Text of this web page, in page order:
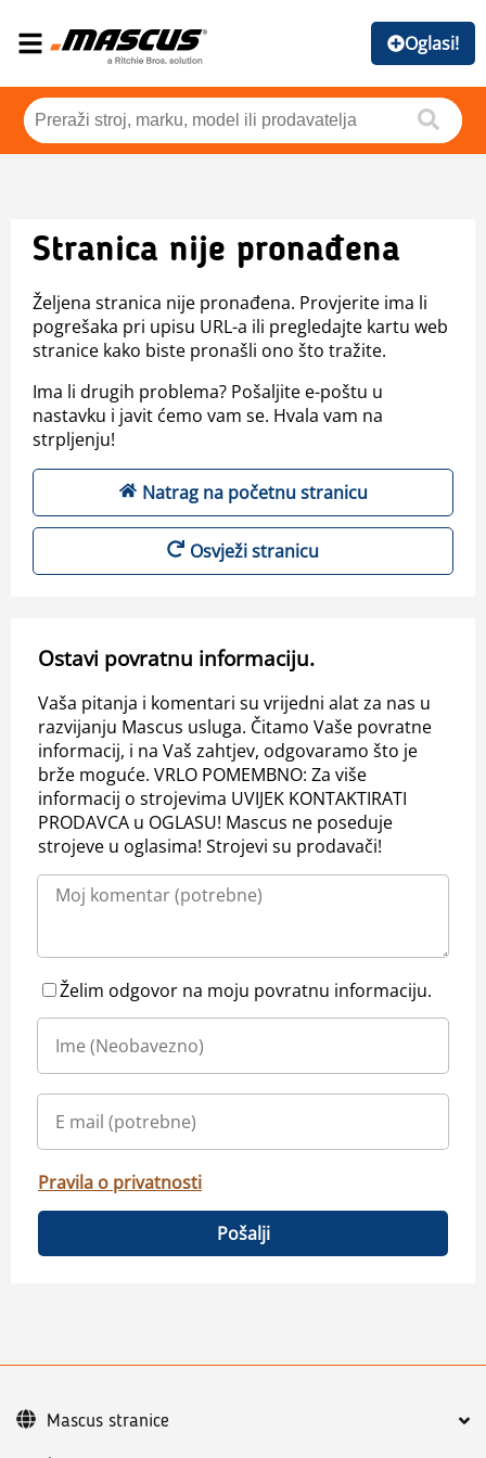
Oglasi!
Stranica nije pronađena
Željena stranica nije pronađena. Provjerite ima li
pogrešaka pri upisu URL-a ili pregledajte kartu web
stranice kako biste pronašli ono što tražite.
Ima li drugih problema? Pošaljite e-poštu u
nastavku i javit ćemo vam se. Hvala vam na
strpljenju!
Natrag na početnu stranicu
Osvježi stranicu
Ostavi povratnu informaciju.
Vaša pitanja i komentari su vrijedni alat za nas u
razvijanju Mascus usluga. Čitamo Vaše povratne
informacij, i na Vaš zahtjev, odgovaramo što je
brže moguće. VRLO POMEMBNO: Za više
informacij o strojevima UVIJEK KONTAKTIRATI
PRODAVCA u OGLASU! Mascus ne poseduje
strojeve u oglasima! Strojevi su prodavači!
Želim odgovor na moju povratnu informaciju.
Pravila o privatnosti
Pošalji
Mascus stranice